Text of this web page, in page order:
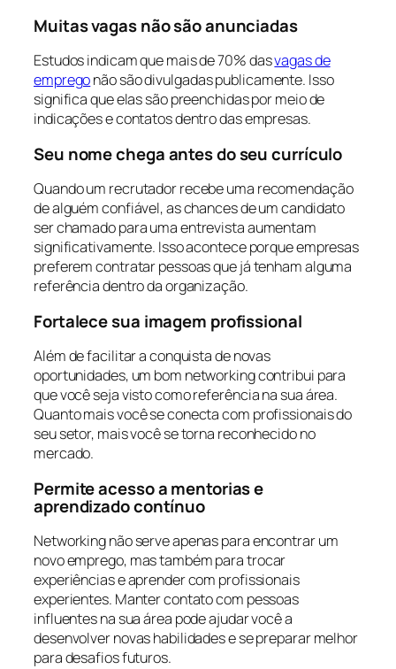
Muitas vagas não são anunciadas
Estudos indicam que mais de 70% dasvagas de
empregonão são divulgadas publicamente. Isso
significa que elas são preenchidas por meio de
indicações e contatos dentro das empresas.
Seu nome chega antes do seu currículo
Quando um recrutador recebe uma recomendação
de alguém confiável, as chances de um candidato
ser chamado para uma entrevista aumentam
significativamente. Isso acontece porque empresas
preferem contratar pessoas que já tenham alguma
referência dentro da organização.
Fortalece sua imagem profissional
Além de facilitar a conquista de novas
oportunidades, um bom networking contribui para
que você seja visto como referência na sua área.
Quanto mais você se conecta com profissionais do
seu setor, mais você se torna reconhecido no
mercado.
Permite acesso a mentorias e
aprendizado contínuo
Networking não serve apenas para encontrar um
novo emprego, mas também para trocar
experiências e aprender com profissionais
experientes. Manter contato com pessoas
influentes na sua área pode ajudar você a
desenvolver novas habilidades e se preparar melhor
para desafios futuros.